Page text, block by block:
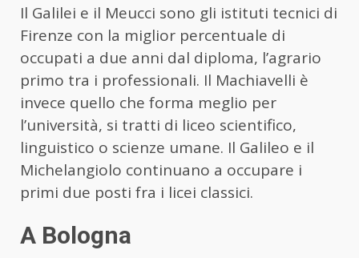
Il Galilei e il Meucci sono gli istituti tecnici di
Firenze con la miglior percentuale di
occupati a due anni dal diploma, l’agrario
primo tra i professionali. Il Machiavelli è
invece quello che forma meglio per
l’università, si tratti di liceo scientifico,
linguistico o scienze umane. Il Galileo e il
Michelangiolo continuano a occupare i
primi due posti fra i licei classici.
A Bologna